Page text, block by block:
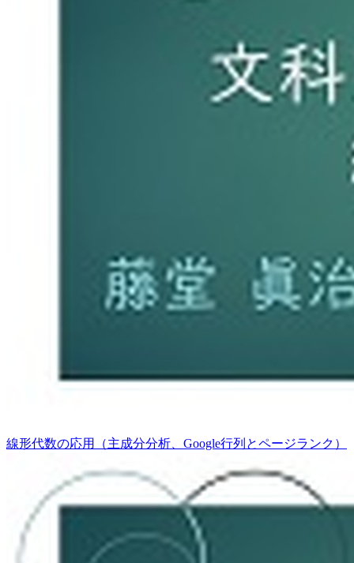
線形代数の応用（主成分分析、Google行列とページランク）